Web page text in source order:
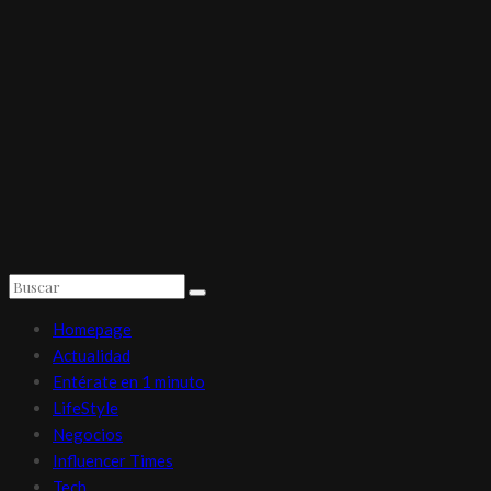
Homepage
Actualidad
Entérate en 1 minuto
LifeStyle
Negocios
Influencer Times
Tech